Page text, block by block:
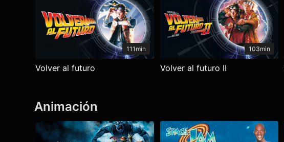
111min
Volver al futuro
103min
Volver al futuro II
Animación